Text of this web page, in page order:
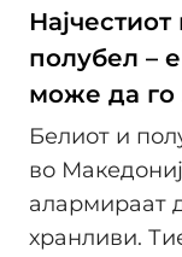
полубел –
може да го
Белиот и
во
алармираат
хранливи.